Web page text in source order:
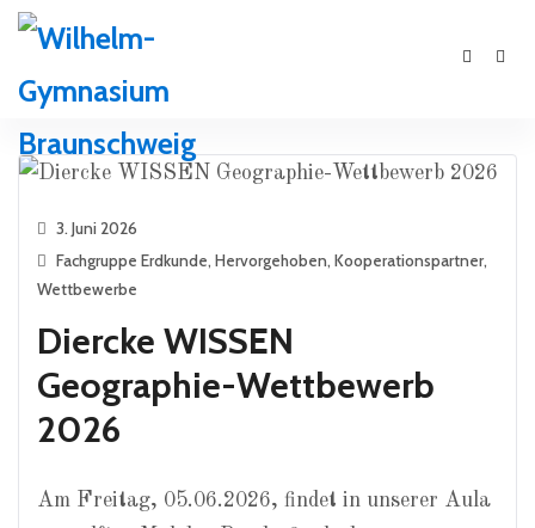
3. Juni 2026
Fachgruppe Erdkunde, Hervorgehoben, Kooperationspartner,
Wettbewerbe
Diercke WISSEN
Geographie-Wettbewerb
2026
Am Freitag, 05.06.2026, findet in unserer Aula